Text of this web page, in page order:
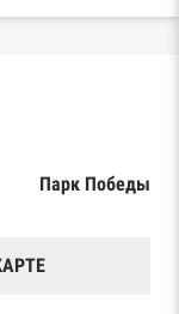
Парк Победы